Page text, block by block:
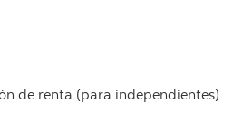
de renta (para independientes)